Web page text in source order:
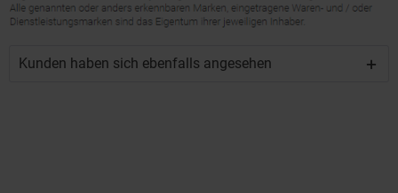
Kunden haben sich ebenfalls angesehen